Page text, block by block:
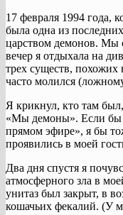
17 февраля 1994 года,
была одна из
царством демонов. Мы
вечер я отдыхала на
трех существ,
часто молился
Я крикнул, кто там
«Мы демоны». Если бы
прямом эфире», я бы
проявились в моей
Два дня спустя я
атмосферного зла в
унитаз был закрыт, в
кошачьих фекалий. (У